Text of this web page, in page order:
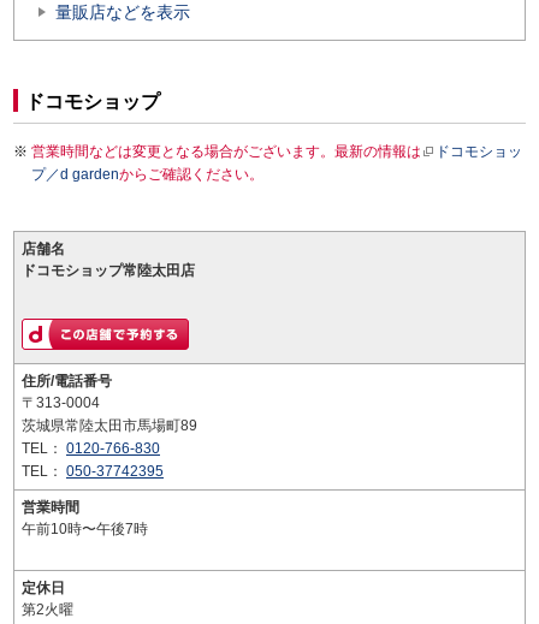
量販店などを表示
ドコモショップ
営業時間などは変更となる場合がございます。最新の情報は
ドコモショッ
プ／d gardenからご確認ください。
店舗名
ドコモショップ常陸太田店
住所/電話番号
〒313-0004
茨城県常陸太田市馬場町89
TEL： 0120-766-830
TEL： 050-37742395
営業時間
午前10時〜午後7時
定休日
第2火曜